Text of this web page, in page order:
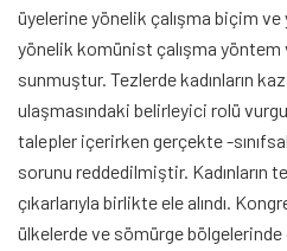
üyelerine yönelik çalışma biçim ve
yönelik komünist çalışma
sunmuştur. Tezlerde kadınların
ulaşmasındaki belirleyici rolü
talepler içerirken gerçekte -
sorunu reddedilmiştir. Kadınların
çıkarlarıyla birlikte ele alındı.
ülkelerde ve sömürge bölgelerinde